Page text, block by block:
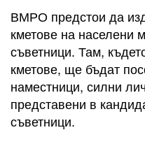
ВМРО предстои да
кметове на населени
съветници. Там,
кметове, ще бъдат
наместници, силни
представени в
съветници.